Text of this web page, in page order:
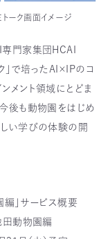
ーク画面イメージ
門家集団HCAI
」で培ったAI×IPのコ
メント領域にとどま
今後も動物園をはじめ
い学びの体験の開
」サービス概要
田動物園編